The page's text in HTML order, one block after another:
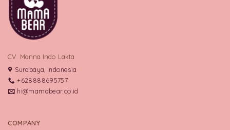
CV. Manna Indo Lakta
Surabaya, Indonesia
+628888695757
hi@mamabear.co.id
COMPANY